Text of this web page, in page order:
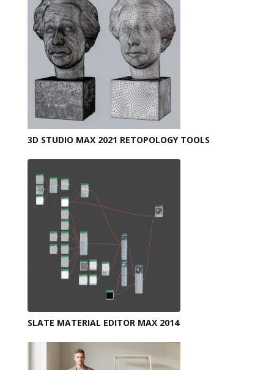
3D STUDIO MAX 2021 RETOPOLOGY TOOLS
SLATE MATERIAL EDITOR MAX 2014